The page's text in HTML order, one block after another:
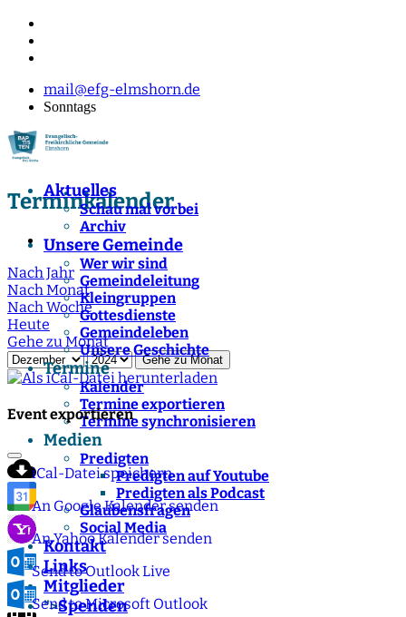
mail@efg-elmshorn.de
Sonntags
Aktuelles
Schau mal vorbei
Archiv
Unsere Gemeinde
Wer wir sind
Gemeindeleitung
Kleingruppen
Gottesdienste
Gemeindeleben
Unsere Geschichte
Termine
Kalender
Termine exportieren
Termine synchronisieren
Medien
Predigten
Predigten auf Youtube
Predigten als Podcast
Glaubensfragen
Social Media
Kontakt
Links
Mitglieder
">Spenden
Terminkalender
Nach Jahr
Nach Monat
Nach Woche
Heute
Gehe zu Monat
Gehe zu Monat
Event exportieren
iCal-Datei speichern
An Google Kalender senden
An Yahoo Kalender senden
Send to Outlook Live
Send to Microsoft Outlook